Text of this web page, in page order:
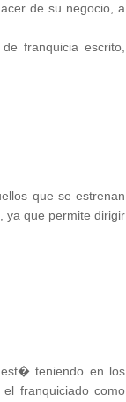
de su negocio, a
franquicia escrito,
que se estrenan
ya que permite dirigir
teniendo en los
franquiciado como